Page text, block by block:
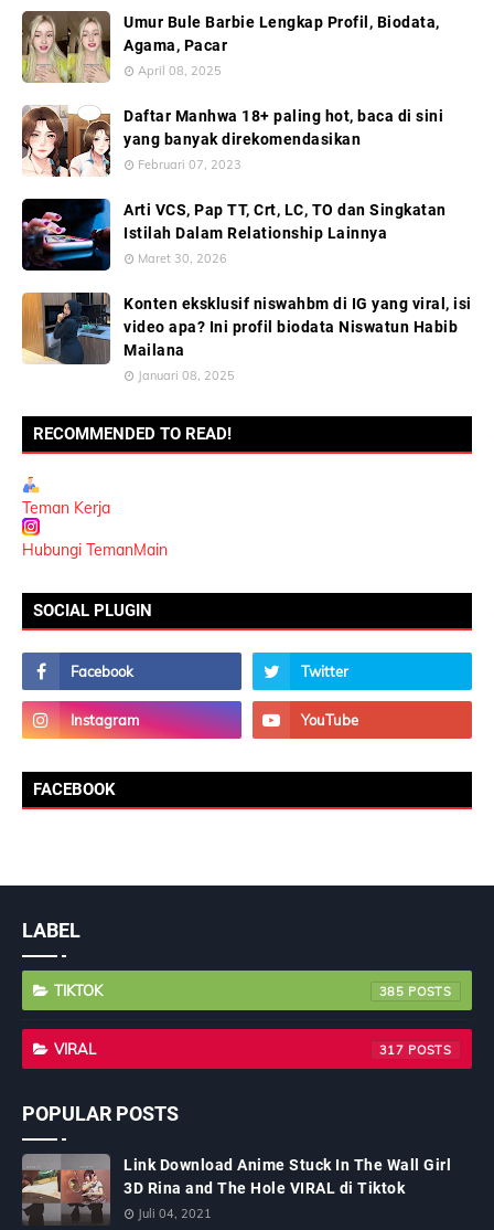
Umur Bule Barbie Lengkap Profil, Biodata,
Agama, Pacar
April 08, 2025
Daftar Manhwa 18+ paling hot, baca di sini
yang banyak direkomendasikan
Februari 07, 2023
Arti VCS, Pap TT, Crt, LC, TO dan Singkatan
Istilah Dalam Relationship Lainnya
Maret 30, 2026
Konten eksklusif niswahbm di IG yang viral, isi
video apa? Ini profil biodata Niswatun Habib
Mailana
Januari 08, 2025
RECOMMENDED TO READ!
Teman Kerja
Hubungi TemanMain
SOCIAL PLUGIN
FACEBOOK
LABEL
TIKTOK 385
VIRAL 317
POPULAR POSTS
Link Download Anime Stuck In The Wall Girl
3D Rina and The Hole VIRAL di Tiktok
Juli 04, 2021